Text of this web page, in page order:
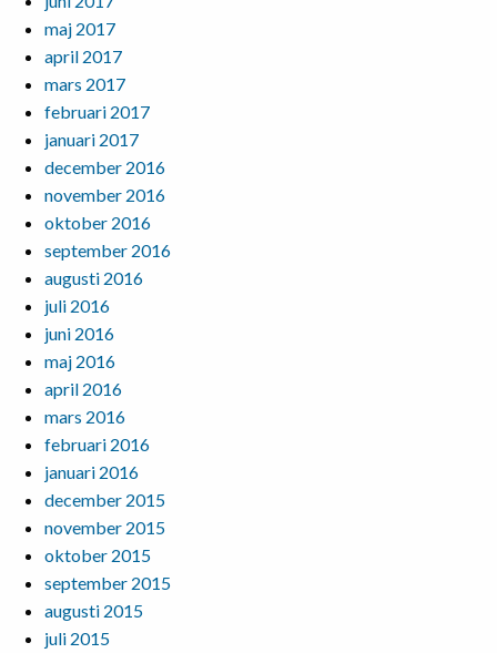
maj 2017
april 2017
mars 2017
februari 2017
januari 2017
december 2016
november 2016
oktober 2016
september 2016
augusti 2016
juli 2016
juni 2016
maj 2016
april 2016
mars 2016
februari 2016
januari 2016
december 2015
november 2015
oktober 2015
september 2015
augusti 2015
juli 2015